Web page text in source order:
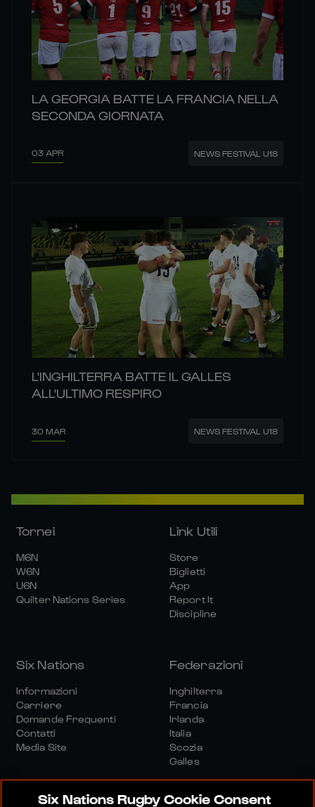
LA GEORGIA BATTE LA FRANCIA NELLA
SECONDA GIORNATA
03 APR NEWS FESTIVAL U18
L'INGHILTERRA BATTE IL GALLES
ALL'ULTIMO RESPIRO
30 MAR NEWS FESTIVAL U18
Tornei
M6N
W6N
U6N
Quilter Nations Series
Link Utili
Store
Biglietti
App
Report It
Discipline
Six Nations
Informazioni
Carriere
Domande Frequenti
Contatti
Media Site
Federazioni
Inghilterra
Francia
Irlanda
Italia
Scozia
Galles
Six Nations Rugby Cookie Consent